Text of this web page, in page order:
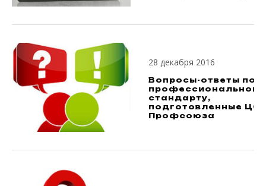
28 декабря 2016
Вопросы-ответы по
профессиональному
стандарту,
подготовленные ЦС
Профсоюза